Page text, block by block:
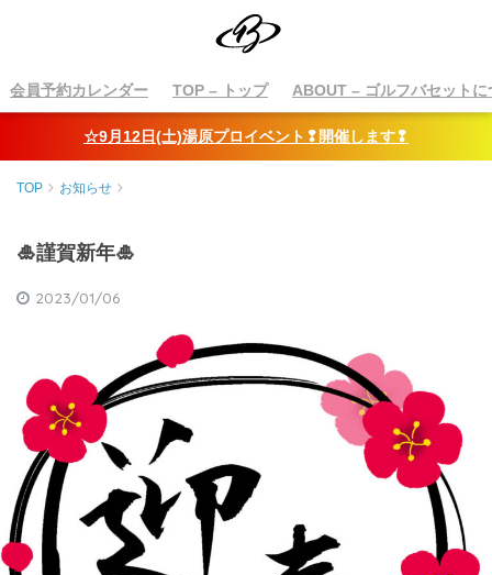
会員予約カレンダー TOP – トップ ABOUT – ゴルフバセットに
☆9月12日(土)湯原プロイベント❢開催します❢
TOP お知らせ
🎍謹賀新年🎍
2023/01/06